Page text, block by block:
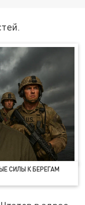
СИЛЫ К БЕРЕГАМ